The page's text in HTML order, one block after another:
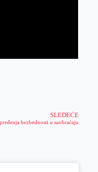
SLEDEĆE
bezbednosti u saobraćaju